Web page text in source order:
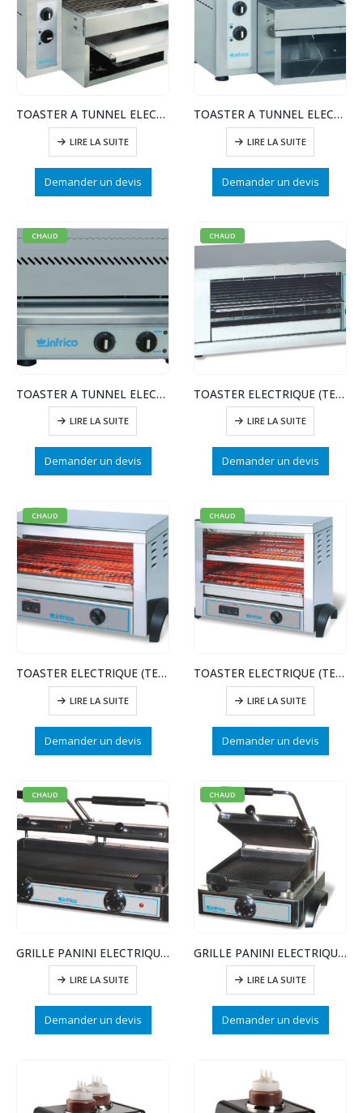
TOASTER A TUNNEL ELECTRIQUE TTV4000
LIRE LA SUITE
Demander un devis
TOASTER A TUNNEL ELECTRIQUE TTV2400
LIRE LA SUITE
Demander un devis
CHAUD
TOASTER A TUNNEL ELECTRIQUE TTH3000
LIRE LA SUITE
Demander un devis
CHAUD
TOASTER ELECTRIQUE (TEMPORISATEUR) T6ECT
LIRE LA SUITE
Demander un devis
CHAUD
TOASTER ELECTRIQUE (TEMPORISATEUR) T6
LIRE LA SUITE
Demander un devis
CHAUD
TOASTER ELECTRIQUE (TEMPORISATEUR) T12
LIRE LA SUITE
Demander un devis
CHAUD
GRILLE PANINI ELECTRIQUE GR82
LIRE LA SUITE
Demander un devis
CHAUD
GRILLE PANINI ELECTRIQUE GR42
LIRE LA SUITE
Demander un devis